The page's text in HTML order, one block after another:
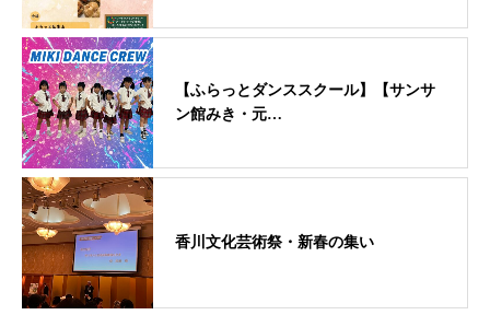
【ふらっとダンススクール】【サンサ
ン館みき・元…
香川文化芸術祭・新春の集い